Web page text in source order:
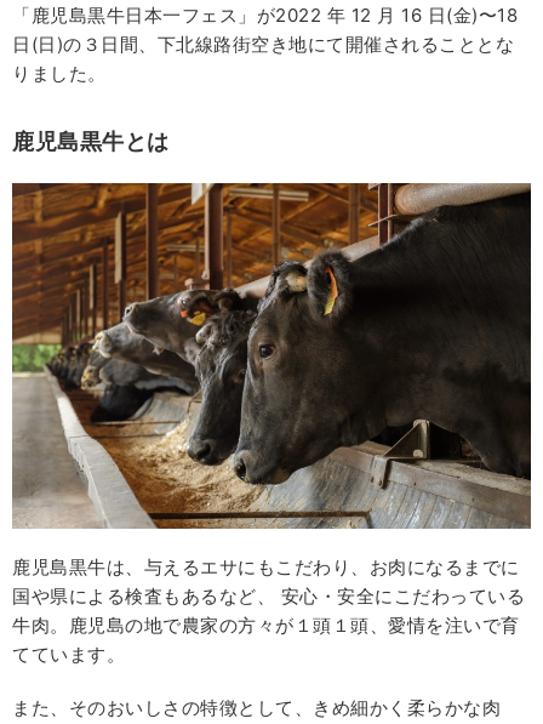
「鹿児島黒牛日本一フェス」が2022 年 12 月 16 日(金)〜18
日(日)の３日間、下北線路街空き地にて開催されることとな
りました。
鹿児島黒牛とは
鹿児島黒牛は、与えるエサにもこだわり、お肉になるまでに
国や県による検査もあるなど、 安心・安全にこだわっている
牛肉。鹿児島の地で農家の方々が１頭１頭、愛情を注いで育
てています。
また、そのおいしさの特徴として、きめ細かく柔らかな肉